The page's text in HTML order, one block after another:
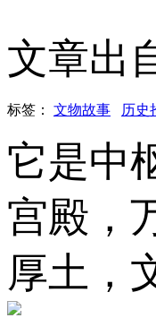
文章出
标签： 文物故事 历史
它是中
宫殿，
厚土，